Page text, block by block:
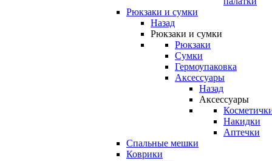
Рюкзаки и сумки
Назад
Рюкзаки и сумки
Рюкзаки
Сумки
Гермоупаковка
Аксессуары
Назад
Аксессуары
Накидки
Аптечки
Спальные мешки
Коврики